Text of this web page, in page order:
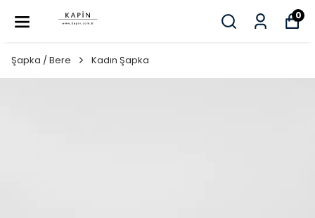
0
Şapka / Bere Kadın Şapka